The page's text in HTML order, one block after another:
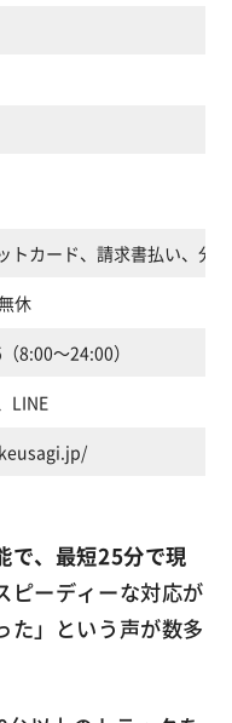
トカード、請求書払い、分
休
8:00～24:00）
LINE
で、最短25分で現
ピーディーな対応が
た」という声が数多